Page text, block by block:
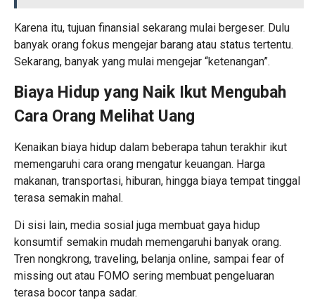
Karena itu, tujuan finansial sekarang mulai bergeser. Dulu
banyak orang fokus mengejar barang atau status tertentu.
Sekarang, banyak yang mulai mengejar “ketenangan”.
Biaya Hidup yang Naik Ikut Mengubah
Cara Orang Melihat Uang
Kenaikan biaya hidup dalam beberapa tahun terakhir ikut
memengaruhi cara orang mengatur keuangan. Harga
makanan, transportasi, hiburan, hingga biaya tempat tinggal
terasa semakin mahal.
Di sisi lain, media sosial juga membuat gaya hidup
konsumtif semakin mudah memengaruhi banyak orang.
Tren nongkrong, traveling, belanja online, sampai fear of
missing out atau FOMO sering membuat pengeluaran
terasa bocor tanpa sadar.